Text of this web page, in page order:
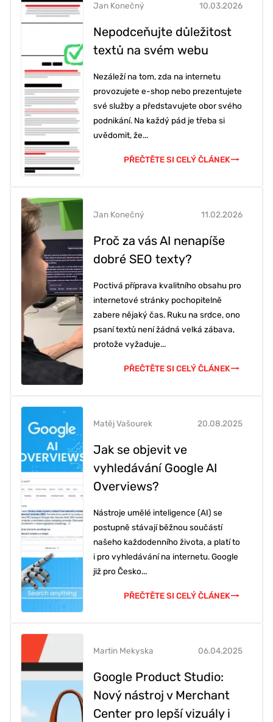
Nepodceňujte důležitost
textů na svém webu
10.03.2026
Jan Konečný
Nezáleží na tom, zda na internetu
provozujete e-shop nebo prezentujete
své služby a představujete obor svého
podnikání. Na každý pád je třeba si
uvědomit, že...
PŘEČTĚTE SI CELÝ ČLÁNEK
Proč za vás AI nenapíše
dobré SEO texty?
11.02.2026
Jan Konečný
Poctivá příprava kvalitního obsahu pro
internetové stránky pochopitelně
zabere nějaký čas. Ruku na srdce, ono
psaní textů není žádná velká zábava,
protože vyžaduje...
PŘEČTĚTE SI CELÝ ČLÁNEK
Jak se objevit ve
vyhledávání Google AI
Overviews?
20.08.2025
Matěj Vašourek
Nástroje umělé inteligence (AI) se
postupně stávají běžnou součástí
našeho každodenního života, a platí to
i pro vyhledávání na internetu. Google
již pro Česko...
PŘEČTĚTE SI CELÝ ČLÁNEK
Google Product Studio:
Nový nástroj v Merchant
Center pro lepší vizuály i
06.04.2025
Martin Mekyska